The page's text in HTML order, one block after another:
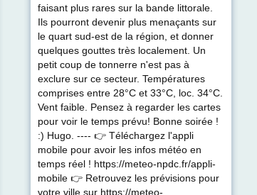
faisant plus rares sur la bande littorale.
Ils pourront devenir plus menaçants sur
le quart sud-est de la région, et donner
quelques gouttes très localement. Un
petit coup de tonnerre n'est pas à
exclure sur ce secteur. Températures
comprises entre 28°C et 33°C, loc. 34°C.
Vent faible. Pensez à regarder les cartes
pour voir le temps prévu! Bonne soirée !
:) Hugo. ---- 👉 Téléchargez l'appli
mobile pour avoir les infos météo en
temps réel ! https://meteo-npdc.fr/appli-
mobile 👉 Retrouvez les prévisions pour
votre ville sur https://meteo-